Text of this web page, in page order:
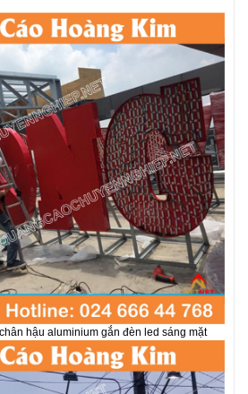
hậu aluminium gắn đèn led sáng mặt